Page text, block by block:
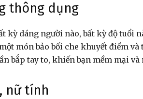
thông dụng
kỳ dáng người nào, bất kỳ độ tuổi
món bảo bối che khuyết điểm và
bắp tay to, khiến bạn mềm mại
nữ tính